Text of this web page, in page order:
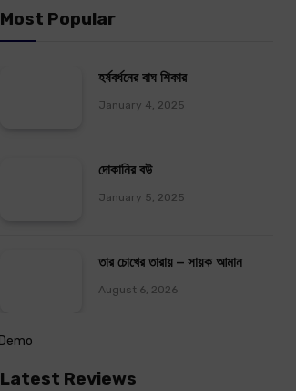
Most Popular
হর্ষবর্ধনের বাঘ শিকার
January 4, 2025
দোকানির বউ
January 5, 2025
তার চোখের তারায় – সায়ক আমান
August 6, 2026
Latest Reviews